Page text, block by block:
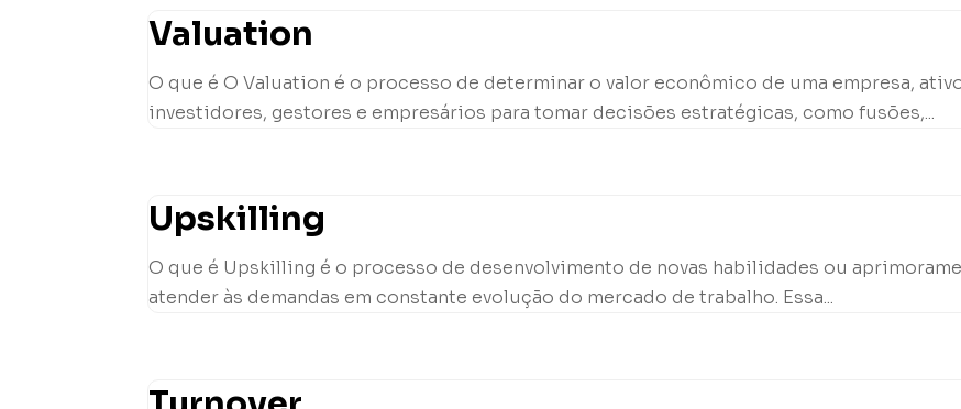
Valuation
O que é O Valuation é o processo de determinar o valor econômico de uma empresa,
investidores, gestores e empresários para tomar decisões estratégicas, como fusões,...
Upskilling
O que é Upskilling é o processo de desenvolvimento de novas habilidades ou
atender às demandas em constante evolução do mercado de trabalho. Essa...